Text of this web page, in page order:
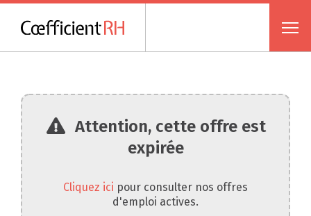
Attention, cette offre est
expirée
Cliquez ici pour consulter nos offres
d'emploi actives.